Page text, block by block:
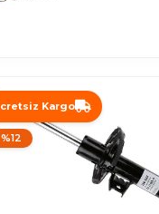
Kargo
%12